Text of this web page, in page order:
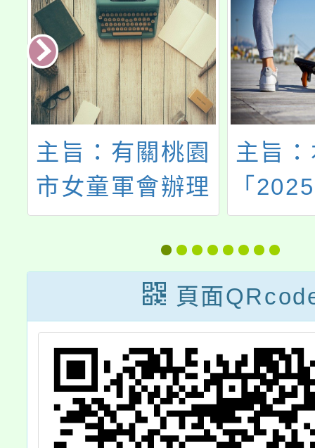
主旨：有關桃園
市女童軍會辦理
「桃園市115年
度－女童軍第二
階段進程考驗(藍
鵲營暨戶外專科
章考驗營及領導
才能營)實施計
畫」， 請鼓勵所
主旨
「
嘉年
年管
樂會
演奏
動，
傳並
躍參
頁面